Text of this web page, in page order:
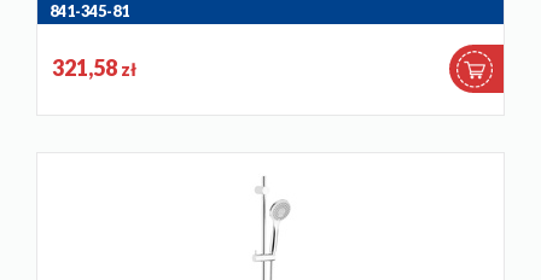
841-345-81
321,58 zł